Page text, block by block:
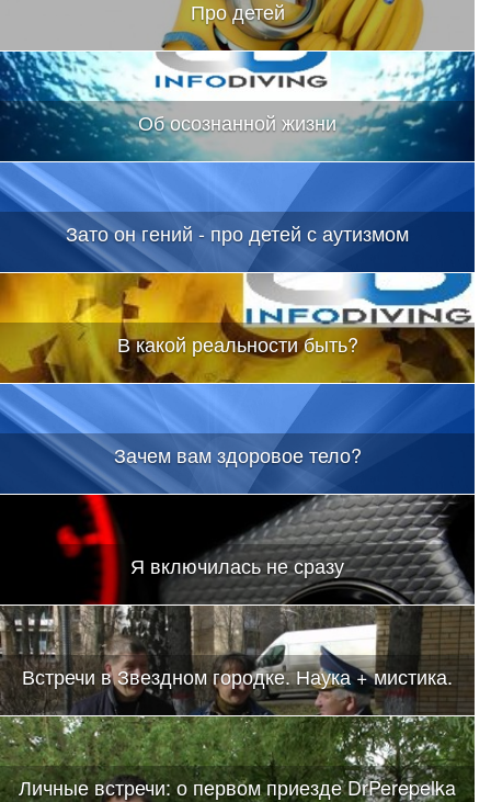
Про детей
Об осознанной жизни
Зато он гений - про детей с аутизмом
В какой реальности быть?
Зачем вам здоровое тело?
Я включилась не сразу
Встречи в Звездном городке. Наука + мистика.
Личные встречи: о первом приезде DrPerepelka